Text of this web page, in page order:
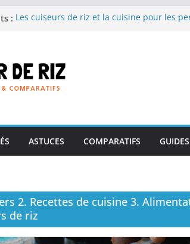
: Les cuiseurs de riz et la cuisine pour les
Les cuiseurs de riz pour les familles
en grande quantité.
Les cuiseurs de riz et la préparation de
réconfortants.
ASTUCES COMPARATIFS
2. Recettes de cuisine 3.
de riz